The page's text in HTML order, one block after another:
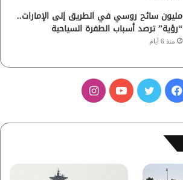
مليون سائح روسي في الطريق إلى الإمارات..
“رؤية” ترصد أسباب الطفرة السياحية
منذ 6 أيام
س
ب
ي
ت